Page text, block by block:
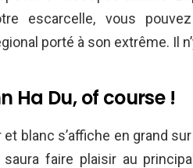
escarcelle, vous
porté à son extrême. Il
Ha Du, of course !
et blanc s’affiche en grand
saura faire plaisir au